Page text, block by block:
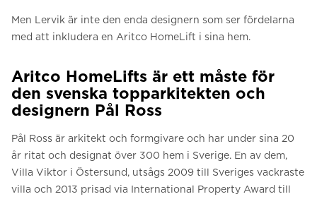
Men Lervik är inte den enda designern som ser fördelarna
med att inkludera en Aritco HomeLift i sina hem.
Aritco HomeLifts är ett måste för
den svenska topparkitekten och
designern Pål Ross
Pål Ross är arkitekt och formgivare och har under sina 20
år ritat och designat över 300 hem i Sverige. En av dem,
Villa Viktor i Östersund, utsågs 2009 till Sveriges vackraste
villa och 2013 prisad via International Property Award till